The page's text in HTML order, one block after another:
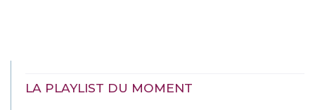
LA PLAYLIST DU MOMENT